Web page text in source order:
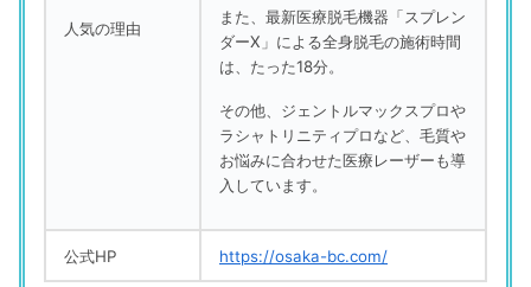
人気の理由
また、最新医療脱毛機器「スプレン
ダーX」による全身脱毛の施術時間
は、たった18分。
その他、ジェントルマックスプロや
ラシャトリニティプロなど、毛質や
お悩みに合わせた医療レーザーも導
入しています。
公式HP https://osaka-bc.com/